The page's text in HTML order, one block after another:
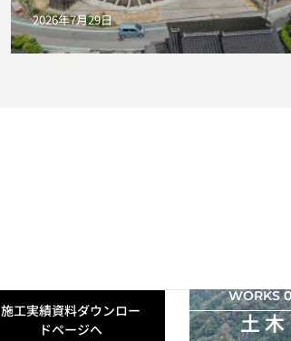
2026年7月29日
施工実績資料ダウンロー
ドページへ
WORKS
土 木